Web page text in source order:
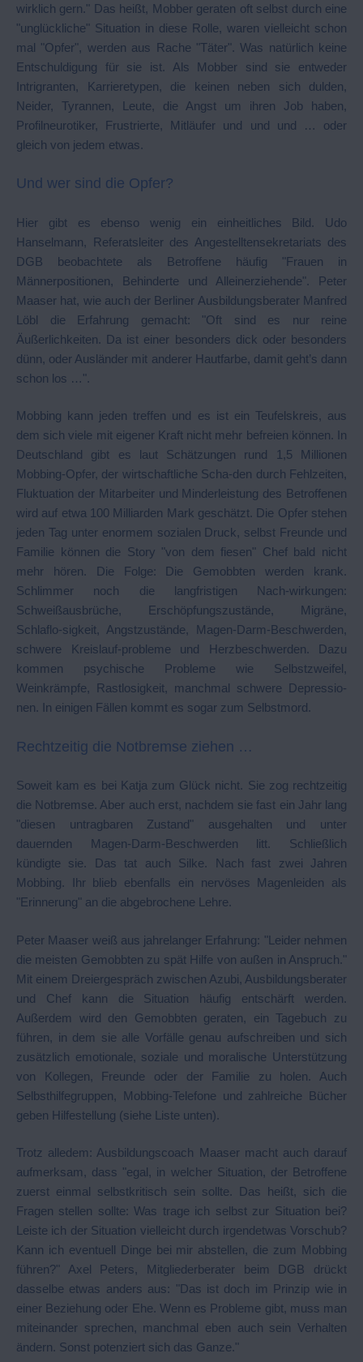
wirklich gern." Das heißt, Mobber geraten oft selbst durch eine
"unglückliche" Situation in diese Rolle, waren vielleicht schon
mal "Opfer", werden aus Rache "Täter". Was natürlich keine
Entschuldigung für sie ist. Als Mobber sind sie entweder
Intrigranten, Karrieretypen, die keinen neben sich dulden,
Neider, Tyrannen, Leute, die Angst um ihren Job haben,
Profilneurotiker, Frustrierte, Mitläufer und und und … oder
gleich von jedem etwas.
Und wer sind die Opfer?
Hier gibt es ebenso wenig ein einheitliches Bild. Udo
Hanselmann, Referatsleiter des Angestelltensekretariats des
DGB beobachtete als Betroffene häufig "Frauen in
Männerpositionen, Behinderte und Alleinerziehende". Peter
Maaser hat, wie auch der Berliner Ausbildungsberater Manfred
Löbl die Erfahrung gemacht: "Oft sind es nur reine
Äußerlichkeiten. Da ist einer besonders dick oder besonders
dünn, oder Ausländer mit anderer Hautfarbe, damit geht’s dann
schon los …".
Mobbing kann jeden treffen und es ist ein Teufelskreis, aus
dem sich viele mit eigener Kraft nicht mehr befreien können. In
Deutschland gibt es laut Schätzungen rund 1,5 Millionen
Mobbing-Opfer, der wirtschaftliche Scha-den durch Fehlzeiten,
Fluktuation der Mitarbeiter und Minderleistung des Betroffenen
wird auf etwa 100 Milliarden Mark geschätzt. Die Opfer stehen
jeden Tag unter enormem sozialen Druck, selbst Freunde und
Familie können die Story "von dem fiesen" Chef bald nicht
mehr hören. Die Folge: Die Gemobbten werden krank.
Schlimmer noch die langfristigen Nach-wirkungen:
Schweißausbrüche, Erschöpfungszustände, Migräne,
Schlaflo-sigkeit, Angstzustände, Magen-Darm-Beschwerden,
schwere Kreislauf-probleme und Herzbeschwerden. Dazu
kommen psychische Probleme wie Selbstzweifel,
Weinkrämpfe, Rastlosigkeit, manchmal schwere Depressio-
nen. In einigen Fällen kommt es sogar zum Selbstmord.
Rechtzeitig die Notbremse ziehen …
Soweit kam es bei Katja zum Glück nicht. Sie zog rechtzeitig
die Notbremse. Aber auch erst, nachdem sie fast ein Jahr lang
"diesen untragbaren Zustand" ausgehalten und unter
dauernden Magen-Darm-Beschwerden litt. Schließlich
kündigte sie. Das tat auch Silke. Nach fast zwei Jahren
Mobbing. Ihr blieb ebenfalls ein nervöses Magenleiden als
"Erinnerung" an die abgebrochene Lehre.
Peter Maaser weiß aus jahrelanger Erfahrung: "Leider nehmen
die meisten Gemobbten zu spät Hilfe von außen in Anspruch."
Mit einem Dreiergespräch zwischen Azubi, Ausbildungsberater
und Chef kann die Situation häufig entschärft werden.
Außerdem wird den Gemobbten geraten, ein Tagebuch zu
führen, in dem sie alle Vorfälle genau aufschreiben und sich
zusätzlich emotionale, soziale und moralische Unterstützung
von Kollegen, Freunde oder der Familie zu holen. Auch
Selbsthilfegruppen, Mobbing-Telefone und zahlreiche Bücher
geben Hilfestellung (siehe Liste unten).
Trotz alledem: Ausbildungscoach Maaser macht auch darauf
aufmerksam, dass "egal, in welcher Situation, der Betroffene
zuerst einmal selbstkritisch sein sollte. Das heißt, sich die
Fragen stellen sollte: Was trage ich selbst zur Situation bei?
Leiste ich der Situation vielleicht durch irgendetwas Vorschub?
Kann ich eventuell Dinge bei mir abstellen, die zum Mobbing
führen?" Axel Peters, Mitgliederberater beim DGB drückt
dasselbe etwas anders aus: "Das ist doch im Prinzip wie in
einer Beziehung oder Ehe. Wenn es Probleme gibt, muss man
miteinander sprechen, manchmal eben auch sein Verhalten
ändern. Sonst potenziert sich das Ganze."